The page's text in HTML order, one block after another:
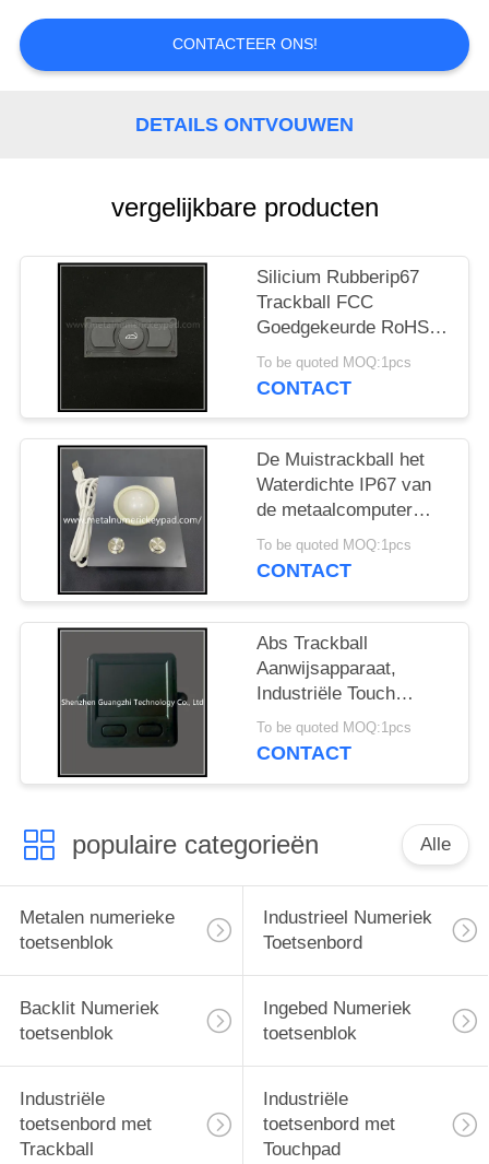
PRIVACY
CONTACTEER ONS!
DETAILS ONTVOUWEN
vergelijkbare producten
Silicium Rubberip67
Trackball FCC
Goedgekeurde RoHS
van Aanwijsapparaatce
To be quoted MOQ:1pcs
CONTACT
De Muistrackball het
Waterdichte IP67 van
de metaalcomputer
Instelmechanisme van
de Metaalmuis
To be quoted MOQ:1pcs
CONTACT
Abs Trackball
Aanwijsapparaat,
Industriële Touch
screenmuis voor Self -
serviceterminal
To be quoted MOQ:1pcs
CONTACT
populaire categorieën Alle
Metalen numerieke
toetsenblok
Industrieel Numeriek
Toetsenbord
Backlit Numeriek
toetsenblok
Ingebed Numeriek
toetsenblok
Industriële
toetsenbord met
Trackball
Industriële
toetsenbord met
Touchpad